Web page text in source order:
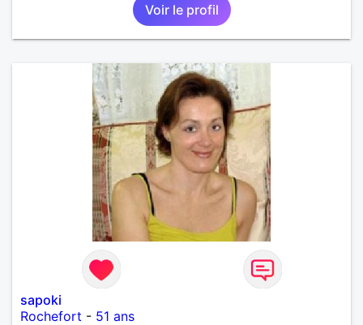
Voir le profil
sapoki
Rochefort - 51 ans